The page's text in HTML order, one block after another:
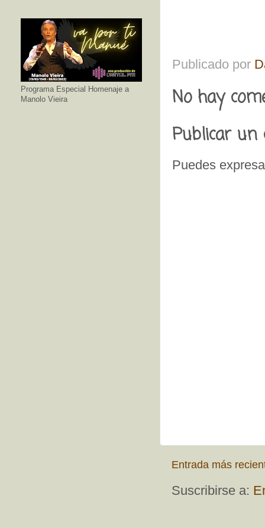
Publicado por
No hay
Publicar
Puedes
Entrada más
Suscribirse a:
Programa Especial Homenaje a
Manolo Vieira